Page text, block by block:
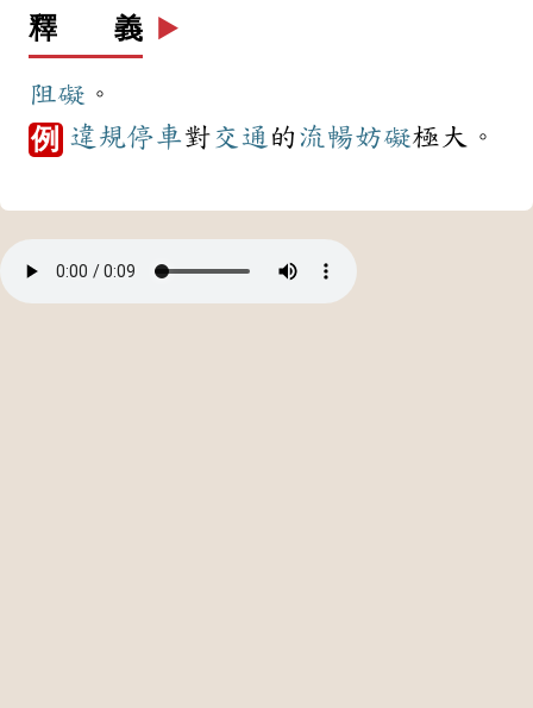
釋 義 ▶️
阻礙 。
例 違規停車對 交通 的 流暢妨礙極大。